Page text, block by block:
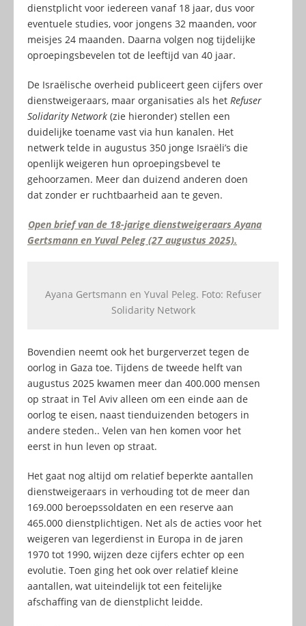
dienstplicht voor iedereen vanaf 18 jaar, dus voor
eventuele studies, voor jongens 32 maanden, voor
meisjes 24 maanden. Daarna volgen nog tijdelijke
oproepingsbevelen tot de leeftijd van 40 jaar.
De Israëlische overheid publiceert geen cijfers over
dienstweigeraars, maar organisaties als het Refuser
Solidarity Network (zie hieronder) stellen een
duidelijke toename vast via hun kanalen. Het
netwerk telde in augustus 350 jonge Israëli’s die
openlijk weigeren hun oproepingsbevel te
gehoorzamen. Meer dan duizend anderen doen
dat zonder er ruchtbaarheid aan te geven.
Open brief van de 18-jarige dienstweigeraars Ayana
Gertsmann en Yuval Peleg (27 augustus 2025).
Ayana Gertsmann en Yuval Peleg. Foto: Refuser
Solidarity Network
Bovendien neemt ook het burgerverzet tegen de
oorlog in Gaza toe. Tijdens de tweede helft van
augustus 2025 kwamen meer dan 400.000 mensen
op straat in Tel Aviv alleen om een einde aan de
oorlog te eisen, naast tienduizenden betogers in
andere steden.. Velen van hen komen voor het
eerst in hun leven op straat.
Het gaat nog altijd om relatief beperkte aantallen
dienstweigeraars in verhouding tot de meer dan
169.000 beroepssoldaten en een reserve aan
465.000 dienstplichtigen. Net als de acties voor het
weigeren van legerdienst in Europa in de jaren
1970 tot 1990, wijzen deze cijfers echter op een
evolutie. Toen ging het ook over relatief kleine
aantallen, wat uiteindelijk tot een feitelijke
afschaffing van de dienstplicht leidde.